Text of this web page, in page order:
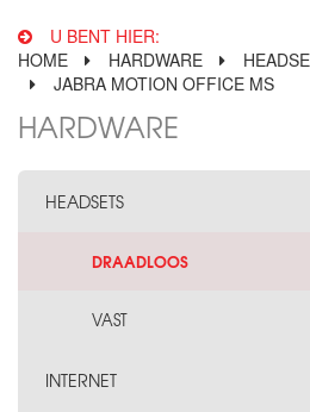
U BENT HIER:
HOME
HARDWARE
JABRA MOTION OFFICE MS
HARDWARE
HEADSETS
DRAADLOOS
VAST
INTERNET